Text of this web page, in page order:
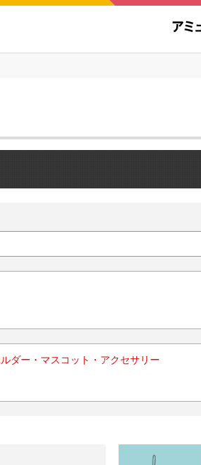
ダー・マスコット・アクセサリー